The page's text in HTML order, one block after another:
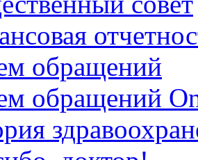
обращений
обращений